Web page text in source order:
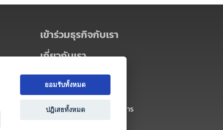
เข้าร่วมธุรกิจกับเรา
เกี่ยวกับเรา
เกี่ยวกับ Thai MICE Connect
นโยบายความเป็นส่วนตัว
ข้อตกลง และเงื่อนไขการใช้บริการ
ยอมรับทั้งหมด
ปฎิเสธทั้งหมด